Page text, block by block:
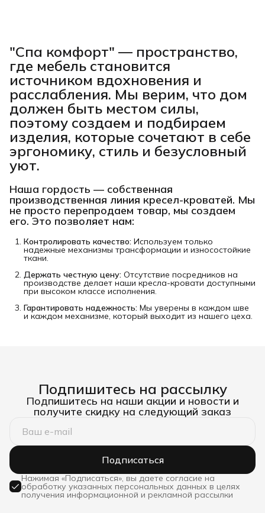
"Спа комфорт" — пространство,
где мебель становится
источником вдохновения и
расслабления. Мы верим, что дом
должен быть местом силы,
поэтому создаем и подбираем
изделия, которые сочетают в себе
эргономику, стиль и безусловный
уют.
Наша гордость — собственная
производственная линия кресел-кроватей. Мы
не просто перепродаем товар, мы создаем
его. Это позволяет нам:
Контролировать качество: Используем только
надежные механизмы трансформации и износостойкие
ткани.
Держать честную цену: Отсутствие посредников на
производстве делает наши кресла-кровати доступными
при высоком классе исполнения.
Гарантировать надежность: Мы уверены в каждом шве
и каждом механизме, который выходит из нашего цеха.
Подпишитесь на рассылку
Подпишитесь на наши акции и новости и
получите скидку на следующий заказ
Подписаться
Нажимая «Подписаться», вы даете согласие на
обработку указанных персональных данных в целях
получения информационной и рекламной рассылки